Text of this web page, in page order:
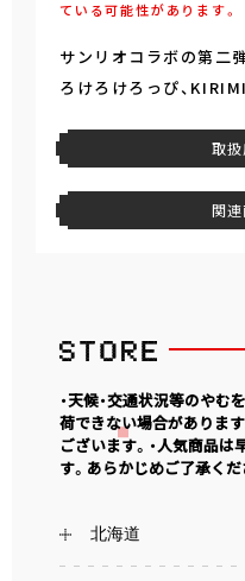
ている可能性があります。
サンリオコラボの第二
ろけろけろっぴ、
取
関
・天候・交通状況等のやむ
荷できない場合がありま
ございます。・人気商品
す。あらかじめご了承くだ
北海道